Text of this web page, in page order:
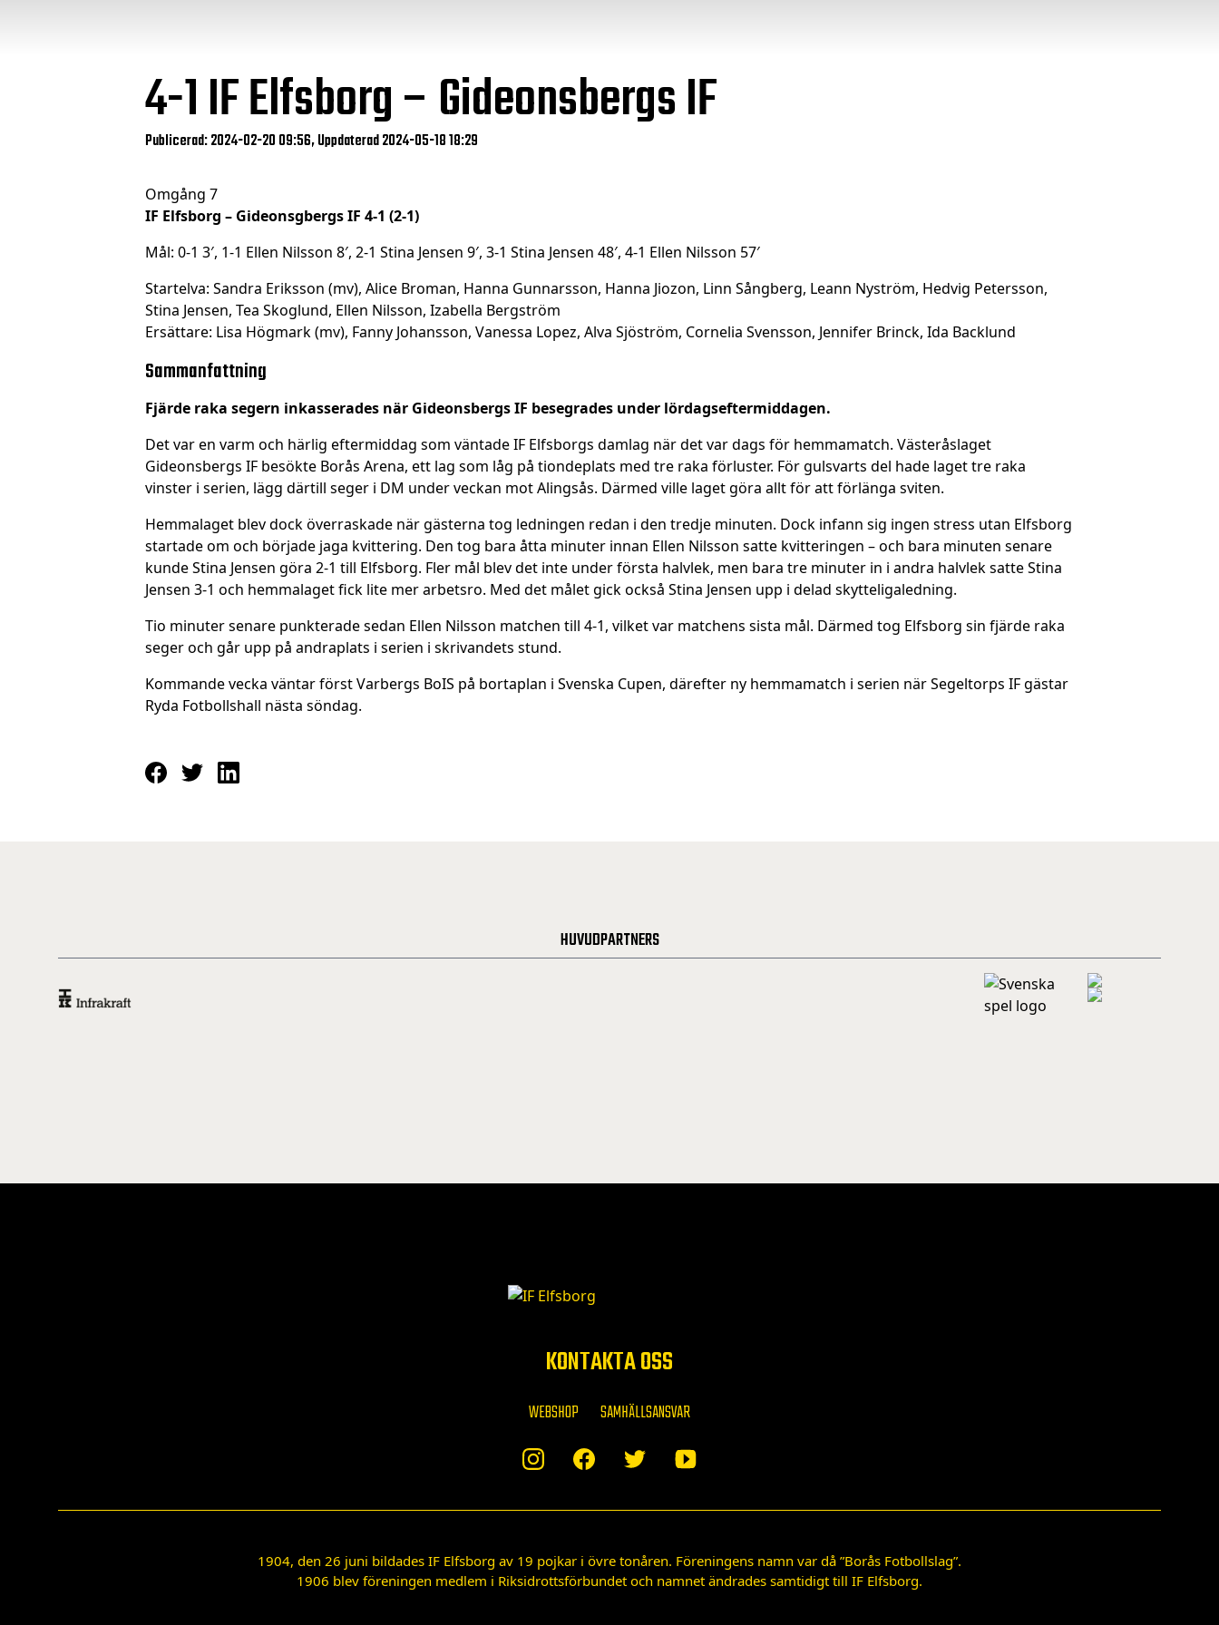
4-1IF Elfsborg – Gideonsbergs IF
Publicerad: 2024-02-20 09:56, Uppdaterad 2024-05-18 18:29
Omgång 7
IF Elfsborg – Gideonsgbergs IF 4-1 (2-1)
Mål: 0-1 3′, 1-1 Ellen Nilsson 8′, 2-1 Stina Jensen 9′, 3-1 Stina Jensen 48′, 4-1 Ellen Nilsson 57′
Startelva: Sandra Eriksson (mv), Alice Broman, Hanna Gunnarsson, Hanna Jiozon, Linn Sångberg, Leann Nyström, Hedvig Petersson,
Stina Jensen, Tea Skoglund, Ellen Nilsson, Izabella Bergström
Ersättare: Lisa Högmark (mv), Fanny Johansson, Vanessa Lopez, Alva Sjöström, Cornelia Svensson, Jennifer Brinck, Ida Backlund
Sammanfattning
Fjärde raka segern inkasserades när Gideonsbergs IF besegrades under lördagseftermiddagen.
Det var en varm och härlig eftermiddag som väntade IF Elfsborgs damlag när det var dags för hemmamatch. Västeråslaget
Gideonsbergs IF besökte Borås Arena, ett lag som låg på tiondeplats med tre raka förluster. För gulsvarts del hade laget tre raka
vinster i serien, lägg därtill seger i DM under veckan mot Alingsås. Därmed ville laget göra allt för att förlänga sviten.
Hemmalaget blev dock överraskade när gästerna tog ledningen redan i den tredje minuten. Dock infann sig ingen stress utan Elfsborg
startade om och började jaga kvittering. Den tog bara åtta minuter innan Ellen Nilsson satte kvitteringen – och bara minuten senare
kunde Stina Jensen göra 2-1 till Elfsborg. Fler mål blev det inte under första halvlek, men bara tre minuter in i andra halvlek satte Stina
Jensen 3-1 och hemmalaget fick lite mer arbetsro. Med det målet gick också Stina Jensen upp i delad skytteligaledning.
Tio minuter senare punkterade sedan Ellen Nilsson matchen till 4-1, vilket var matchens sista mål. Därmed tog Elfsborg sin fjärde raka
seger och går upp på andraplats i serien i skrivandets stund.
Kommande vecka väntar först Varbergs BoIS på bortaplan i Svenska Cupen, därefter ny hemmamatch i serien när Segeltorps IF gästar
Ryda Fotbollshall nästa söndag.
HUVUDPARTNERS
KONTAKTA OSS
WEBSHOP SAMHÄLLSANSVAR
1904, den 26 juni bildades IF Elfsborg av 19 pojkar i övre tonåren. Föreningens namn var då ”Borås Fotbollslag”.
1906 blev föreningen medlem i Riksidrottsförbundet och namnet ändrades samtidigt till IF Elfsborg.